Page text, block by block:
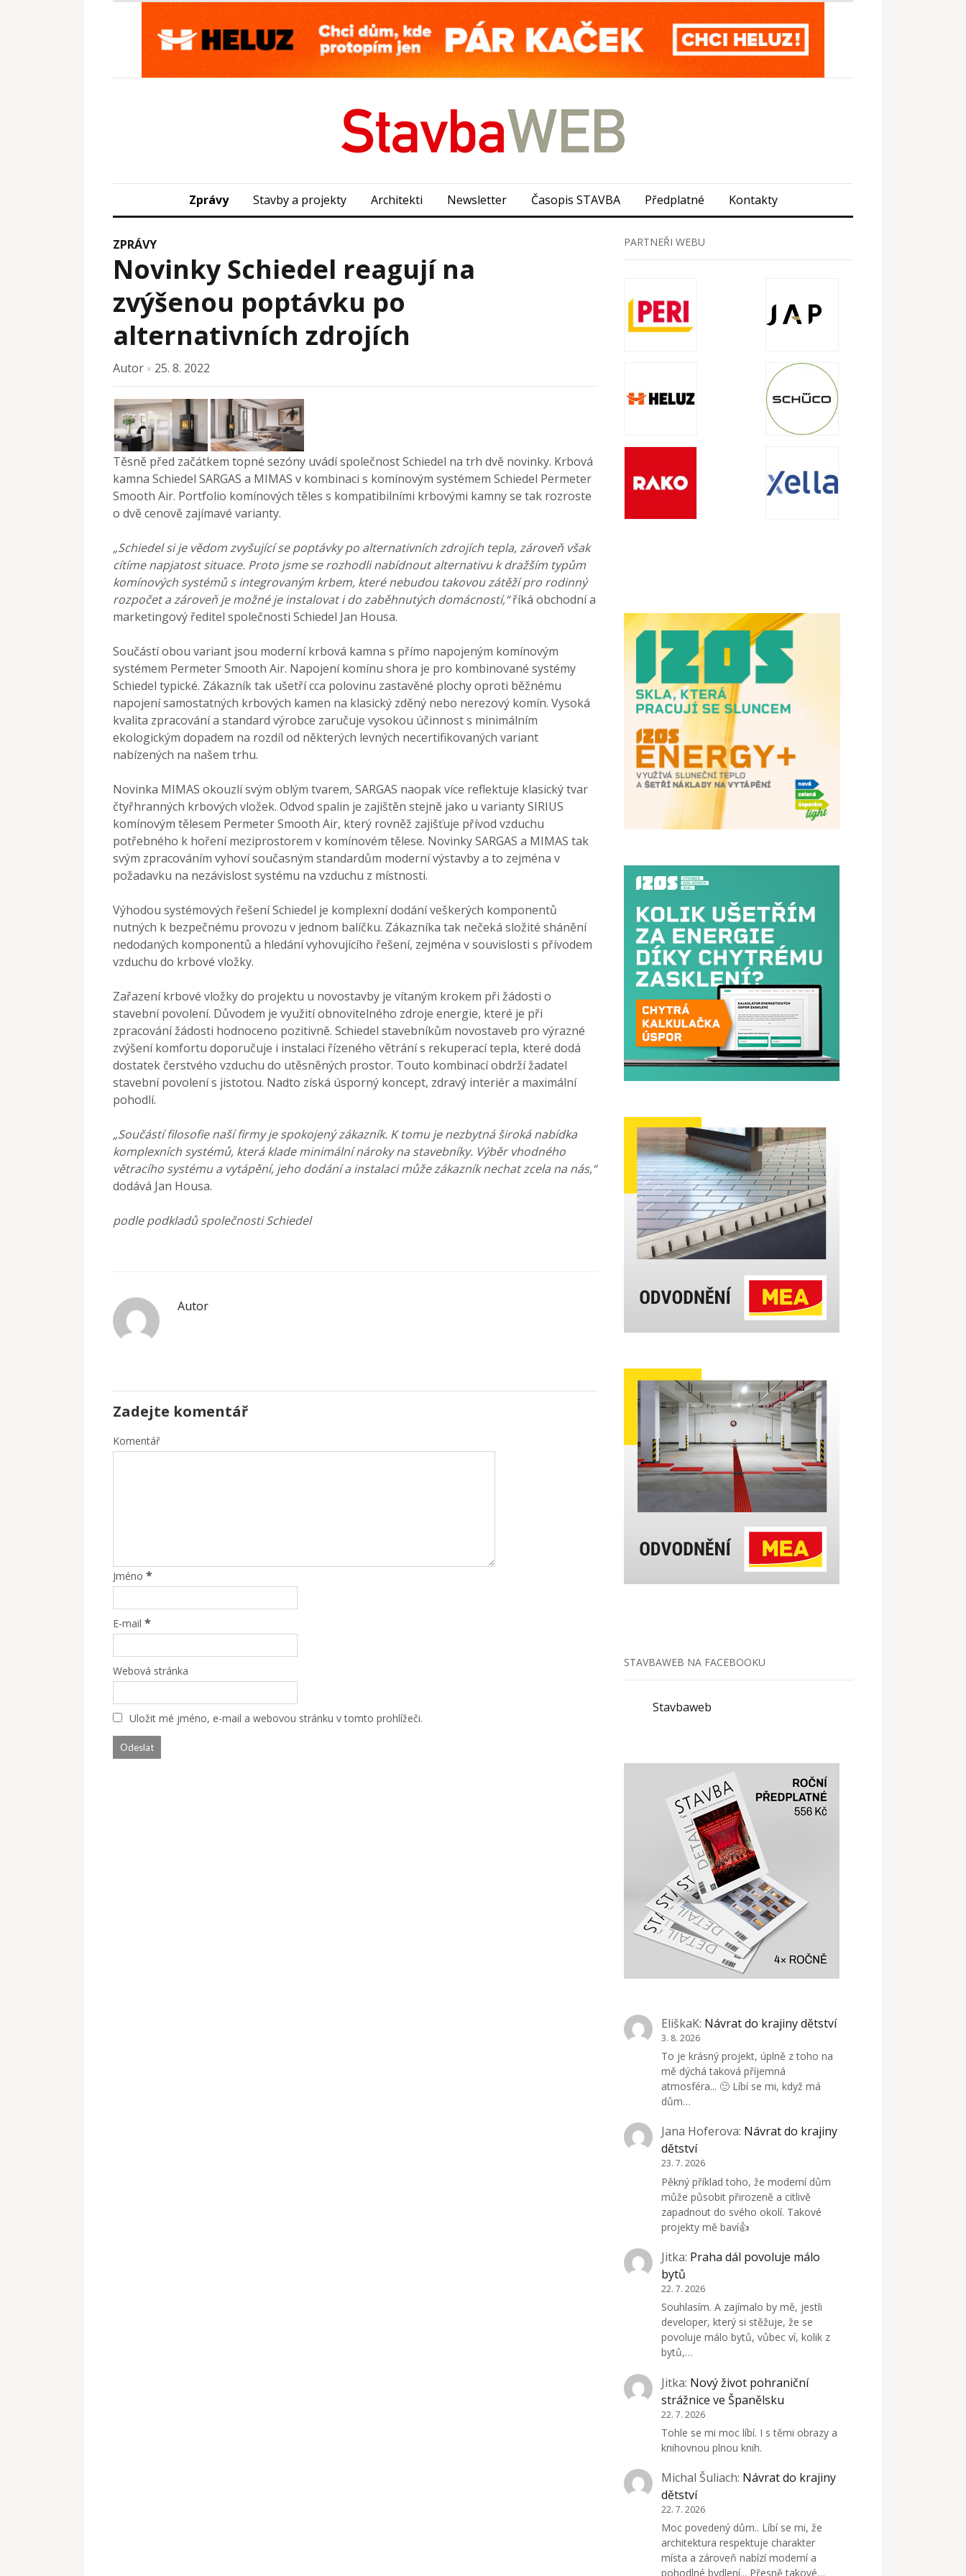
Zprávy Stavby a projekty Architekti Newsletter Časopis STAVBA Předplatné Kontakty
ZPRÁVY
Novinky Schiedel reagují na
zvýšenou poptávku po
alternativních zdrojích
Autor × 25. 8. 2022
Těsně před začátkem topné sezóny uvádí společnost Schiedel na trh dvě novinky. Krbová
kamna Schiedel SARGAS a MIMAS v kombinaci s komínovým systémem Schiedel Permeter
Smooth Air. Portfolio komínových těles s kompatibilními krbovými kamny se tak rozroste
o dvě cenově zajímavé varianty.
„Schiedel si je vědom zvyšující se poptávky po alternativních zdrojích tepla, zároveň však
cítíme napjatost situace. Proto jsme se rozhodli nabídnout alternativu k dražším typům
komínových systémů s integrovaným krbem, které nebudou takovou zátěží pro rodinný
rozpočet a zároveň je možné je instalovat i do zaběhnutých domácností,“říká obchodní a
marketingový ředitel společnosti Schiedel Jan Housa.
Součástí obou variant jsou moderní krbová kamna s přímo napojeným komínovým
systémem Permeter Smooth Air. Napojení komínu shora je pro kombinované systémy
Schiedel typické. Zákazník tak ušetří cca polovinu zastavěné plochy oproti běžnému
napojení samostatných krbových kamen na klasický zděný nebo nerezový komín. Vysoká
kvalita zpracování a standard výrobce zaručuje vysokou účinnost s minimálním
ekologickým dopadem na rozdíl od některých levných necertifikovaných variant
nabízených na našem trhu.
Novinka MIMAS okouzlí svým oblým tvarem, SARGAS naopak více reflektuje klasický tvar
čtyřhranných krbových vložek. Odvod spalin je zajištěn stejně jako u varianty SIRIUS
komínovým tělesem Permeter Smooth Air, který rovněž zajišťuje přívod vzduchu
potřebného k hoření meziprostorem v komínovém tělese. Novinky SARGAS a MIMAS tak
svým zpracováním vyhoví současným standardům moderní výstavby a to zejména v
požadavku na nezávislost systému na vzduchu z místnosti.
Výhodou systémových řešení Schiedel je komplexní dodání veškerých komponentů
nutných k bezpečnému provozu v jednom balíčku. Zákazníka tak nečeká složité shánění
nedodaných komponentů a hledání vyhovujícího řešení, zejména v souvislosti s přívodem
vzduchu do krbové vložky.
Zařazení krbové vložky do projektu u novostavby je vítaným krokem při žádosti o
stavební povolení. Důvodem je využití obnovitelného zdroje energie, které je při
zpracování žádosti hodnoceno pozitivně. Schiedel stavebníkům novostaveb pro výrazné
zvýšení komfortu doporučuje i instalaci řízeného větrání s rekuperací tepla, které dodá
dostatek čerstvého vzduchu do utěsněných prostor. Touto kombinací obdrží žadatel
stavební povolení s jistotou. Nadto získá úsporný koncept, zdravý interiér a maximální
pohodlí.
„Součástí filosofie naší firmy je spokojený zákazník. K tomu je nezbytná široká nabídka
komplexních systémů, která klade minimální nároky na stavebníky. Výběr vhodného
větracího systému a vytápění, jeho dodání a instalaci může zákazník nechat zcela na nás,“
dodává Jan Housa.
podle podkladů společnosti Schiedel
Autor
Zadejte komentář
Komentář
Jméno *
E-mail *
Webová stránka
Uložit mé jméno, e-mail a webovou stránku v tomto prohlížeči.
PARTNEŘI WEBU
STAVBAWEB NA FACEBOOKU
Stavbaweb
EliškaK: Návrat do krajiny dětství
3. 8. 2026
To je krásný projekt, úplně z toho na
mě dýchá taková příjemná
atmosféra... 🙂 Líbí se mi, když má
dům…
Jana Hoferova: Návrat do krajiny
dětství
23. 7. 2026
Pěkný příklad toho, že moderní dům
může působit přirozeně a citlivě
zapadnout do svého okolí. Takové
projekty mě baví👍
Jitka: Praha dál povoluje málo
bytů
22. 7. 2026
Souhlasím. A zajímalo by mě, jestli
developer, který si stěžuje, že se
povoluje málo bytů, vůbec ví, kolik z
bytů,…
Jitka: Nový život pohraniční
strážnice ve Španělsku
22. 7. 2026
Tohle se mi moc líbí. I s těmi obrazy a
knihovnou plnou knih.
Michal Šuliach: Návrat do krajiny
dětství
22. 7. 2026
Moc povedený dům.. Líbí se mi, že
architektura respektuje charakter
místa a zároveň nabízí moderní a
pohodlné bydlení... Přesně takové…